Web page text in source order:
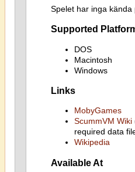
Spelet har inga kända
Supported
DOS
Macintosh
Windows
Links
MobyGames
ScummVM Wiki
required data
Wikipedia
Available At